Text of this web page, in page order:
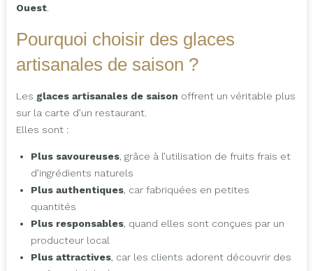
Ouest.
Pourquoi choisir des glaces
artisanales de saison ?
Les glaces artisanales de saison offrent un véritable plus
sur la carte d’un restaurant.
Elles sont :
Plus savoureuses , grâce à l’utilisation de fruits frais et
d’ingrédients naturels
Plus authentiques , car fabriquées en petites
quantités
Plus responsables , quand elles sont conçues par un
producteur local
Plus attractives , car les clients adorent découvrir des